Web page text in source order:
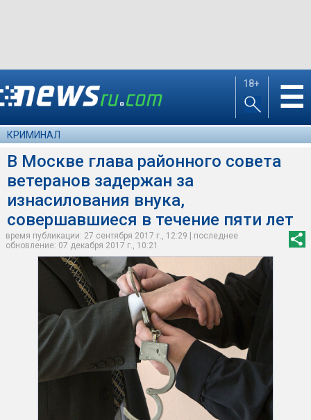
18+ ☰
КРИМИНАЛ
В Москве глава районного совета
ветеранов задержан за
изнасилования внука,
совершавшиеся в течение пяти лет
время публикации: 27 сентября 2017 г., 12:29 | последнее
обновление: 07 декабря 2017 г., 10:21